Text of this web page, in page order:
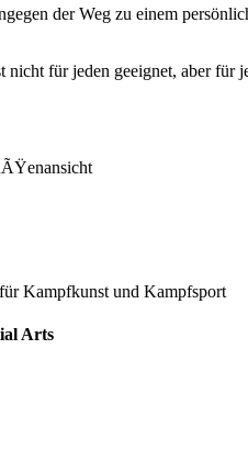
der Weg zu einem
nicht für jeden geeignet, aber für
Kampfkunst und Kampfsport
Arts